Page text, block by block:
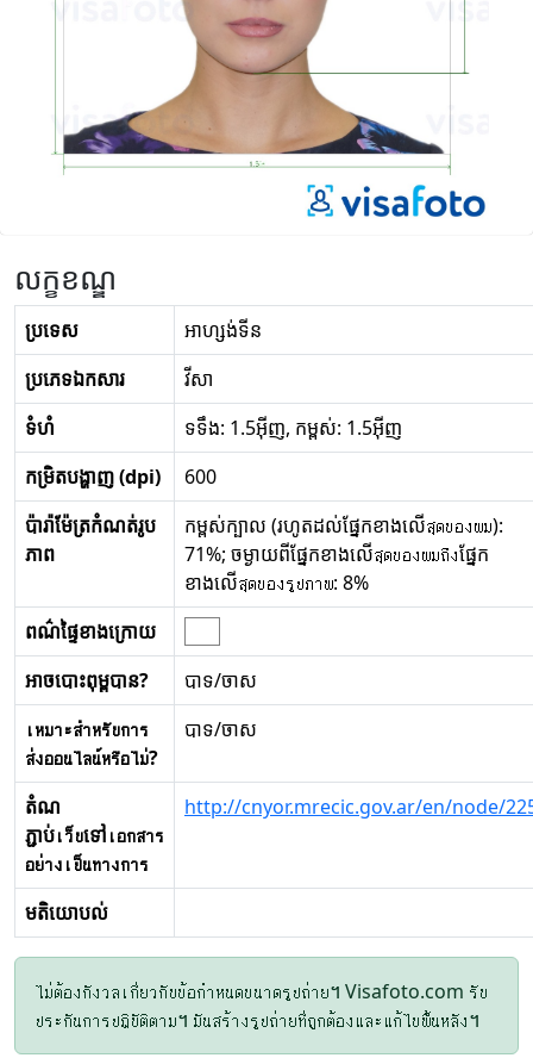
លក្ខខណ្ឌ
ប្រទេស
អាហ្សង់ទីន
ប្រភេទឯកសារ
វីសា
ទំហំ
ទទឹង: 1.5អ៊ីញ, កម្ពស់: 1.5អ៊ីញ
កម្រិតបង្ហាញ (dpi)
600
ប៉ារ៉ាម៉ែត្រកំណត់រូប
ភាព
កម្ពស់ក្បាល (រហូតដល់ផ្នែកខាងលើสุดของผม):
71%; ចម្ងាយពីផ្នែកខាងលើสุดของผมถึงផ្នែក
ខាងលើสุดของรูปภาพ: 8%
ពណ៌ផ្ទៃខាងក្រោយ
អាចបោះពុម្ពបាន?
បាទ/ចាស
เหมาะสำหรับการ
ส่งออนไลน์หรือไม่?
បាទ/ចាស
តំណ
ភ្ជាប់เว็บទៅเอกสาร
อย่างเป็นทางการ
http://cnyor.mrecic.gov.ar/en/node/
មតិយោបល់
ไม่ต้องกังวลเกี่ยวกับข้อกำหนดขนาดรูปถ่าย។ Visafoto.com รับ
ประกันการปฏิบัติตาม។ มันสร้างรูปถ่ายที่ถูกต้องและแก้ไขพื้นหลัง។